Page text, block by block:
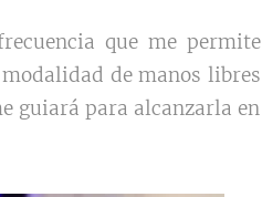
que me permite
de manos libres
guiará para alcanzarla en